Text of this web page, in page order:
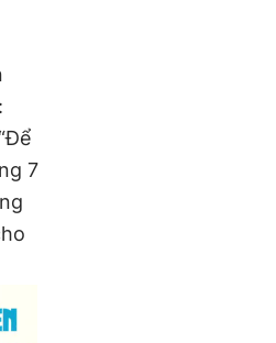
7